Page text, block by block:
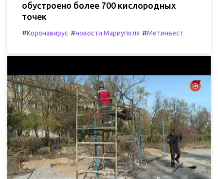
обустроено более 700 кислородных
точек
#Коронавирус #новости Мариуполя #Метинвест